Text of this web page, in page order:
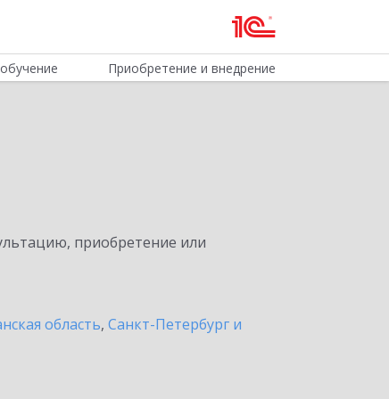
Приобретение и внедрение
приобретение или
область, Санкт-Петербург и